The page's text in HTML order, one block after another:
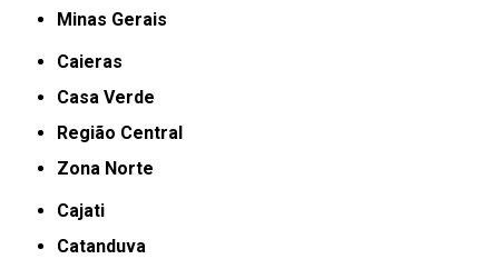
Minas Gerais
Caieras
Casa Verde
Região Central
Zona Norte
Cajati
Catanduva